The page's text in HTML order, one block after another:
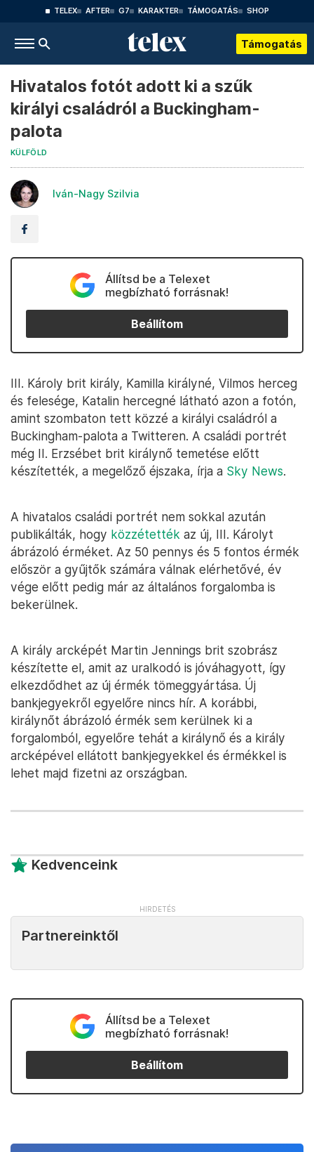
TELEX AFTER G7 KARAKTER TÁMOGATÁS SHOP
Támogatás
Hivatalos fotót adott ki a szűk
királyi családról a Buckingham-
palota
KÜLFÖLD
Iván-Nagy Szilvia
Állítsd be a Telexet
megbízható forrásnak!
Beállítom
III. Károly brit király, Kamilla királyné, Vilmos herceg
és felesége, Katalin hercegné látható azon a fotón,
amint szombaton tett közzé a királyi családról a
Buckingham-palota a Twitteren. A családi portrét
még II. Erzsébet brit királynő temetése előtt
készítették, a megelőző éjszaka, írja a Sky News.
A hivatalos családi portrét nem sokkal azután
publikálták, hogy közzétették az új, III. Károlyt
ábrázoló érméket. Az 50 pennys és 5 fontos érmék
először a gyűjtők számára válnak elérhetővé, év
vége előtt pedig már az általános forgalomba is
bekerülnek.
A király arcképét Martin Jennings brit szobrász
készítette el, amit az uralkodó is jóváhagyott, így
elkezdődhet az új érmék tömeggyártása. Új
bankjegyekről egyelőre nincs hír. A korábbi,
királynőt ábrázoló érmék sem kerülnek ki a
forgalomból, egyelőre tehát a királynő és a király
arcképével ellátott bankjegyekkel és érmékkel is
lehet majd fizetni az országban.
Kedvenceink
Partnereinktől
Állítsd be a Telexet
megbízható forrásnak!
Beállítom